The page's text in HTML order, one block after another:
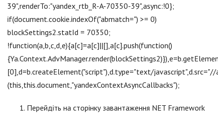
39",renderTo:"yandex_rtb_R-A-70350-39",async:!0};
if(document.cookie.indexOf("abmatch=") >= 0)
blockSettings2.statId = 70350;
!function(a,b,c,d,e){a[c]=a[c]||[],a[c].push(function()
[0],d=b.createElement("script"),d.type="text/
(this,this.document,"yandexContextAsyncCallbacks");
Перейдіть на сторінку завантаження NET Framework